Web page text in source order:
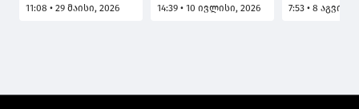
დანაშაული არის
წინა
11:08 • 29 მაისი, 2026
სრულდება
14:39 • 10 ივლისი, 2026
აგვისტოს
არის
7:53 • 8